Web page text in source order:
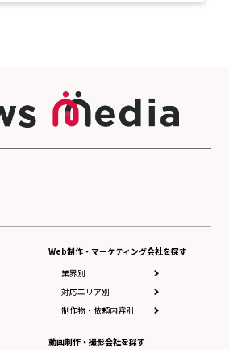
Web制作・マーケティング会社を探す
業界別
対応エリア別
制作物・依頼内容別
動画制作・撮影会社を探す